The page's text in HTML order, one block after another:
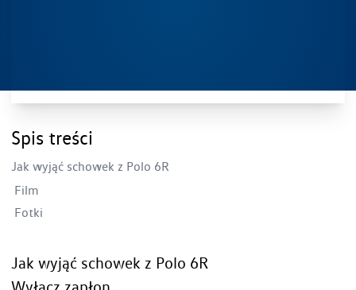
Spis treści
Jak wyjąć schowek z Polo 6R
Film
Fotki
Jak wyjąć schowek z Polo 6R